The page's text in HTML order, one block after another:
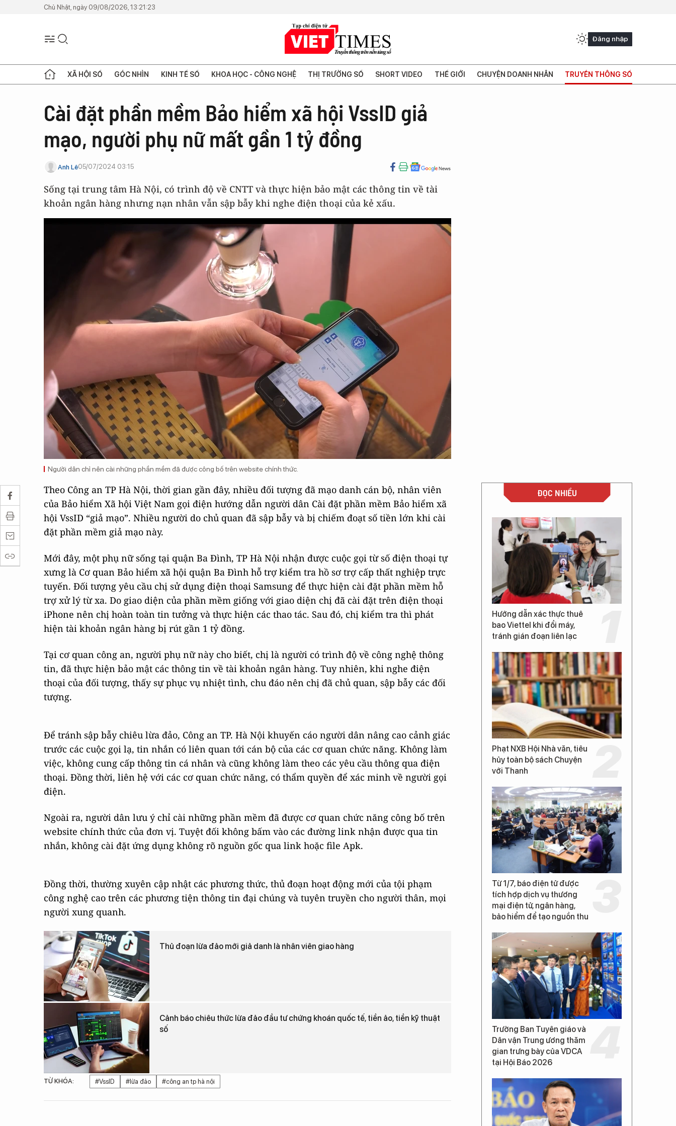
Chủ Nhật, ngày 09/08/2026, 13:21:23
Đăng nhập
XÃ HỘI SỐ GÓC NHÌN KINH TẾ SỐ KHOA HỌC - CÔNG NGHỆ THỊ TRƯỜNG SỐ SHORT VIDEO THẾ GIỚI CHUYỆN DOANH NHÂN TRUYỀN THÔNG SỐ
Cài đặt phần mềm Bảo hiểm xã hội VssID giả
mạo, người phụ nữ mất gần 1 tỷ đồng
Anh Lê05/07/2024 03:15
Sống tại trung tâm Hà Nội, có trình độ về CNTT và thực hiện bảo mật các thông tin về tài
khoản ngân hàng nhưng nạn nhân vẫn sập bẫy khi nghe điện thoại của kẻ xấu.
Người dân chỉ nên cài những phần mềm đã được công bố trên website chính thức.
Theo Công an TP Hà Nội, thời gian gần đây, nhiều đối tượng đã mạo danh cán bộ, nhân viên
của Bảo hiểm Xã hội Việt Nam gọi điện hướng dẫn người dân Cài đặt phần mềm Bảo hiểm xã
hội VssID “giả mạo”. Nhiều người do chủ quan đã sập bẫy và bị chiếm đoạt số tiền lớn khi cài
đặt phần mềm giả mạo này.
Mới đây, một phụ nữ sống tại quận Ba Đình, TP Hà Nội nhận được cuộc gọi từ số điện thoại tự
xưng là Cơ quan Bảo hiểm xã hội quận Ba Đình hỗ trợ kiểm tra hồ sơ trợ cấp thất nghiệp trực
tuyến. Đối tượng yêu cầu chị sử dụng điện thoại Samsung để thực hiện cài đặt phần mềm hỗ
trợ xử lý từ xa. Do giao diện của phần mềm giống với giao diện chị đã cài đặt trên điện thoại
iPhone nên chị hoàn toàn tin tưởng và thực hiện các thao tác. Sau đó, chị kiểm tra thì phát
hiện tài khoản ngân hàng bị rút gần 1 tỷ đồng.
Tại cơ quan công an, người phụ nữ này cho biết, chị là người có trình độ về công nghệ thông
tin, đã thực hiện bảo mật các thông tin về tài khoản ngân hàng. Tuy nhiên, khi nghe điện
thoại của đối tượng, thấy sự phục vụ nhiệt tình, chu đáo nên chị đã chủ quan, sập bẫy các đối
tượng.
Để tránh sập bẫy chiêu lừa đảo, Công an TP. Hà Nội khuyến cáo người dân nâng cao cảnh giác
trước các cuộc gọi lạ, tin nhắn có liên quan tới cán bộ của các cơ quan chức năng. Không làm
việc, không cung cấp thông tin cá nhân và cũng không làm theo các yêu cầu thông qua điện
thoại. Đồng thời, liên hệ với các cơ quan chức năng, có thẩm quyền để xác minh về người gọi
điện.
Ngoài ra, người dân lưu ý chỉ cài những phần mềm đã được cơ quan chức năng công bố trên
website chính thức của đơn vị. Tuyệt đối không bấm vào các đường link nhận được qua tin
nhắn, không cài đặt ứng dụng không rõ nguồn gốc qua link hoặc file Apk.
Đồng thời, thường xuyên cập nhật các phương thức, thủ đoạn hoạt động mới của tội phạm
công nghệ cao trên các phương tiện thông tin đại chúng và tuyên truyền cho người thân, mọi
người xung quanh.
Thủ đoạn lừa đảo mới giả danh là nhân viên giao hàng
Cảnh báo chiêu thức lừa đảo đầu tư chứng khoán quốc tế, tiền ảo, tiền kỹ thuật
số
TỪ KHÓA: #VssID #lừa đảo #công an tp hà nội
ĐỌC NHIỀU
Hướng dẫn xác thực thuê
bao Viettel khi đổi máy,
tránh gián đoạn liên lạc
Phạt NXB Hội Nhà văn, tiêu
hủy toàn bộ sách Chuyện
với Thanh
Từ 1/7, báo điện tử được
tích hợp dịch vụ thương
mại điện tử, ngân hàng,
bảo hiểm để tạo nguồn thu
Trưởng Ban Tuyên giáo và
Dân vận Trung ương thăm
gian trưng bày của VDCA
tại Hội Báo 2026